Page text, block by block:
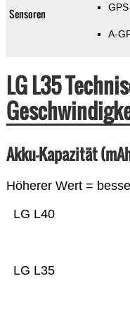
Sensoren GPS
A-
LG L35
Akku-Kapazität
Höherer Wert =
LG L35
LG L40